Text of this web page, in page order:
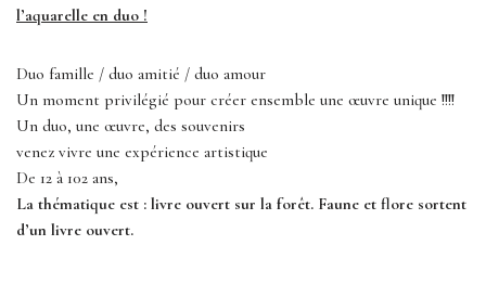
l’aquarelle en duo !
Duo famille / duo amitié / duo amour
Un moment privilégié pour créer ensemble une œuvre unique !!!!
Un duo, une œuvre, des souvenirs
venez vivre une expérience artistique
De 12 à 102 ans,
La thématique est : livre ouvert sur la forêt. Faune et flore sortent
d’un livre ouvert.